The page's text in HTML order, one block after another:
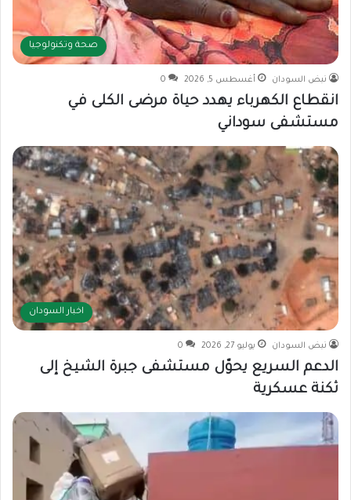
صحة وتكنولوجيا
نبض السودان أغسطس 5, 2026 0
انقطاع الكهرباء يهدد حياة مرضى الكلى في
مستشفى سوداني
اخبار السودان
نبض السودان يوليو 27, 2026 0
الدعم السريع يحوّل مستشفى جبرة الشيخ إلى
ثكنة عسكرية